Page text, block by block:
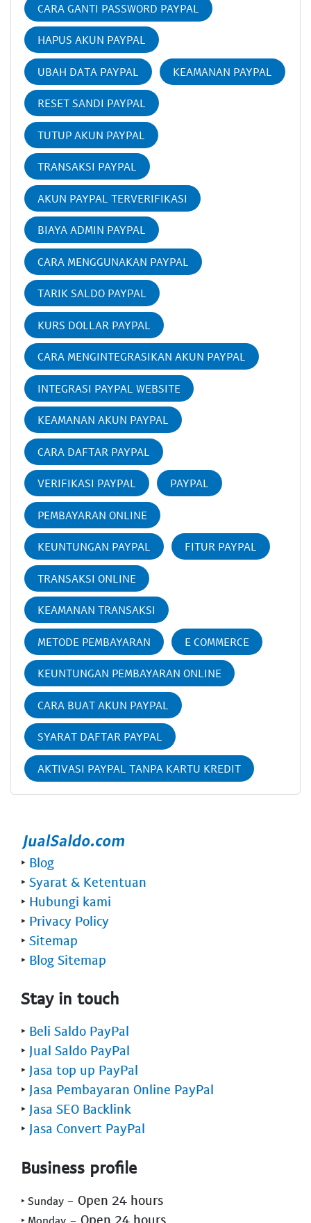
CARA GANTI PASSWORD PAYPAL
HAPUS AKUN PAYPAL
UBAH DATA PAYPAL KEAMANAN PAYPAL
RESET SANDI PAYPAL
TUTUP AKUN PAYPAL
TRANSAKSI PAYPAL
AKUN PAYPAL TERVERIFIKASI
BIAYA ADMIN PAYPAL
CARA MENGGUNAKAN PAYPAL
TARIK SALDO PAYPAL
KURS DOLLAR PAYPAL
CARA MENGINTEGRASIKAN AKUN PAYPAL
INTEGRASI PAYPAL WEBSITE
KEAMANAN AKUN PAYPAL
CARA DAFTAR PAYPAL
VERIFIKASI PAYPAL PAYPAL
PEMBAYARAN ONLINE
KEUNTUNGAN PAYPAL FITUR PAYPAL
TRANSAKSI ONLINE
KEAMANAN TRANSAKSI
METODE PEMBAYARAN E COMMERCE
KEUNTUNGAN PEMBAYARAN ONLINE
CARA BUAT AKUN PAYPAL
SYARAT DAFTAR PAYPAL
AKTIVASI PAYPAL TANPA KARTU KREDIT
‣ Blog
‣ Syarat & Ketentuan
‣ Hubungi kami
‣ Privacy Policy
‣ Sitemap
‣ Blog Sitemap
Stay in touch
‣ Beli Saldo PayPal
‣ Jual Saldo PayPal
‣ Jasa top up PayPal
‣ Jasa Pembayaran Online PayPal
‣ Jasa SEO Backlink
‣ Jasa Convert PayPal
Business profile
‣ Sunday - Open 24 hours
‣ Monday - Open 24 hours